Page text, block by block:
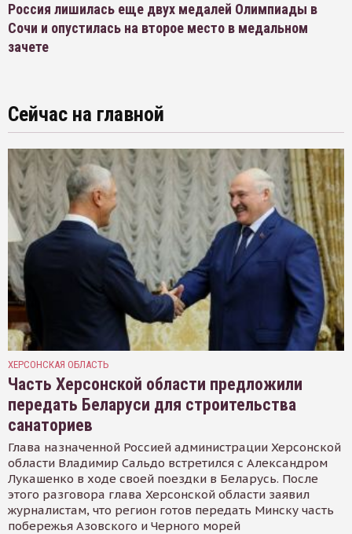
Россия лишилась еще двух медалей Олимпиады в
Сочи и опустилась на второе место в медальном
зачете
Сейчас на главной
ХЕРСОНСКАЯ ОБЛАСТЬ
Часть Херсонской области предложили
передать Беларуси для строительства
санаториев
Глава назначенной Россией администрации Херсонской
области Владимир Сальдо встретился с Александром
Лукашенко в ходе своей поездки в Беларусь. После
этого разговора глава Херсонской области заявил
журналистам, что регион готов передать Минску часть
побережья Азовского и Черного морей